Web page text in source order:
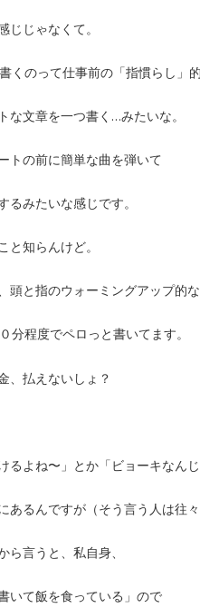
じじゃなくて。
くのって仕事前の「指慣らし」
な文章を一つ書く…みたいな。
トの前に簡単な曲を弾いて
るみたいな感じです。
と知らんけど。
頭と指のウォーミングアップ的
分程度でペロっと書いてます。
、払えないしょ？
るよね〜」とか「ビョーキなん
あるんですが（そう言う人は往々
ら言うと、私自身、
いて飯を食っている」ので